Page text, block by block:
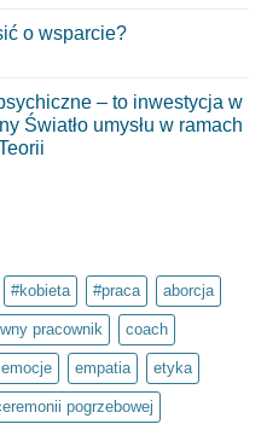
o wsparcie?
– to inwestycja w
Światło umysłu w ramach
#kobieta #praca aborcja
pracownik coach
emocje empatia etyka
pogrzebowej